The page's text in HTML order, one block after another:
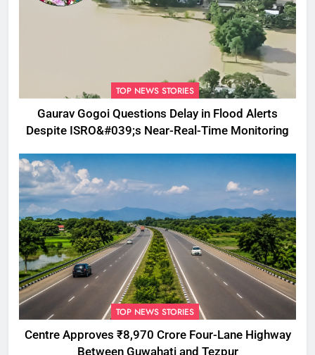
TOP NEWS STORIES
Gaurav Gogoi Questions Delay in Flood Alerts
Despite ISRO&#039;s Near-Real-Time Monitoring
TOP NEWS STORIES
Centre Approves ₹8,970 Crore Four-Lane Highway
Between Guwahati and Tezpur